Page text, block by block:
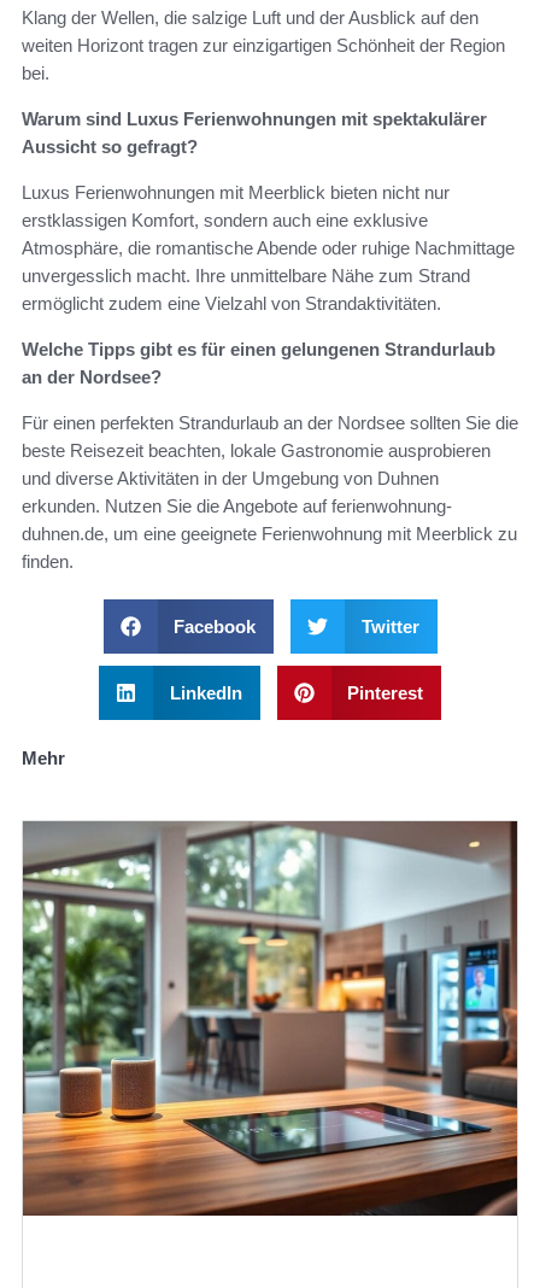
Klang der Wellen, die salzige Luft und der Ausblick auf den
weiten Horizont tragen zur einzigartigen Schönheit der Region
bei.
Warum sind Luxus Ferienwohnungen mit spektakulärer
Aussicht so gefragt?
Luxus Ferienwohnungen mit Meerblick bieten nicht nur
erstklassigen Komfort, sondern auch eine exklusive
Atmosphäre, die romantische Abende oder ruhige Nachmittage
unvergesslich macht. Ihre unmittelbare Nähe zum Strand
ermöglicht zudem eine Vielzahl von Strandaktivitäten.
Welche Tipps gibt es für einen gelungenen Strandurlaub
an der Nordsee?
Für einen perfekten Strandurlaub an der Nordsee sollten Sie die
beste Reisezeit beachten, lokale Gastronomie ausprobieren
und diverse Aktivitäten in der Umgebung von Duhnen
erkunden. Nutzen Sie die Angebote auf ferienwohnung-
duhnen.de, um eine geeignete Ferienwohnung mit Meerblick zu
finden.
Facebook Twitter
LinkedIn Pinterest
Mehr